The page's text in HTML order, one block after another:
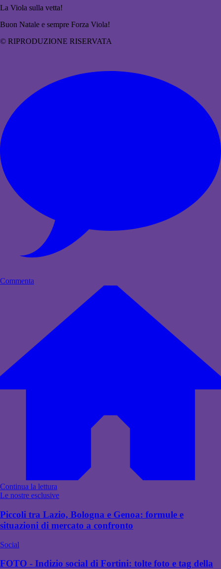
La Viola sulla vetta!
Buon Natale e sempre Forza Viola!
© RIPRODUZIONE RISERVATA
Commenta
Continua la lettura
Le nostre esclusive
Piccoli tra Lazio, Bologna e Genoa: formule e
situazioni di mercato a confronto
Social
FOTO - Indizio social di Fortini: tolte foto e tag della